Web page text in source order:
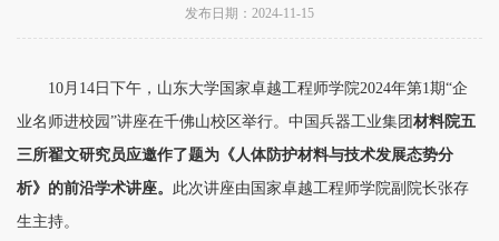
发布日期：2024-11-15
10月14日下午，山东大学国家卓越工程师学院2024年第1期“企
业名师进校园”讲座在千佛山校区举行。中国兵器工业集团材料院五
三所翟文研究员应邀作了题为 《人体防护材料与技术发展态势分
析》 的前沿学术讲座。 此次讲座由国家卓越工程师学院副院长张存
生主持。